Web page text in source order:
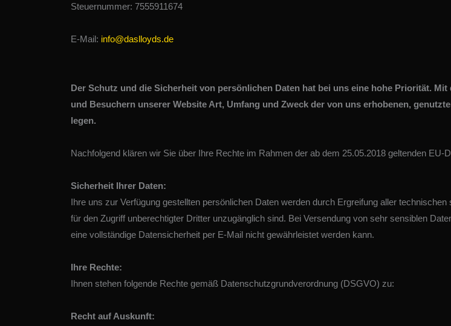
Steuernummer: 7555911674
E-Mail: info@daslloyds.de
Der Schutz und die Sicherheit von persönlichen Daten hat bei uns eine hohe Priorität.
und Besuchern unserer Website Art, Umfang und Zweck der von uns erhobenen,
legen.
Nachfolgend klären wir Sie über Ihre Rechte im Rahmen der ab dem 25.05.2018 geltenden
Sicherheit Ihrer Daten:
Ihre uns zur Verfügung gestellten persönlichen Daten werden durch Ergreifung aller
für den Zugriff unberechtigter Dritter unzugänglich sind. Bei Versendung von sehr sensiblen
eine vollständige Datensicherheit per E-Mail nicht gewährleistet werden kann.
Ihre Rechte:
Ihnen stehen folgende Rechte gemäß Datenschutzgrundverordnung (DSGVO) zu:
Recht auf Auskunft: